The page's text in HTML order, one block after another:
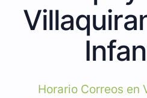
Horario Correos en